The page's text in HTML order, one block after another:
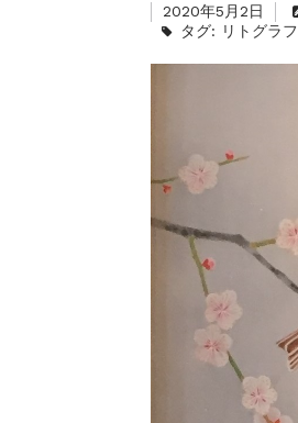
2020年5月2日
タグ: リトグラフ